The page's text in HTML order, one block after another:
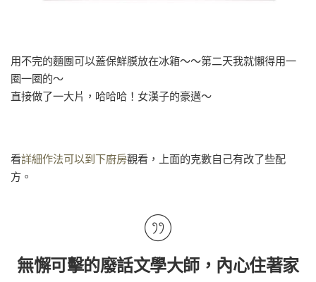
用不完的麵團可以蓋保鮮膜放在冰箱～～第二天我就懶得用一
圈一圈的～
直接做了一大片，哈哈哈！女漢子的豪邁～
看詳細作法可以到下廚房觀看，上面的克數自己有改了些配
方。
無懈可擊的廢話文學大師，內心住著家